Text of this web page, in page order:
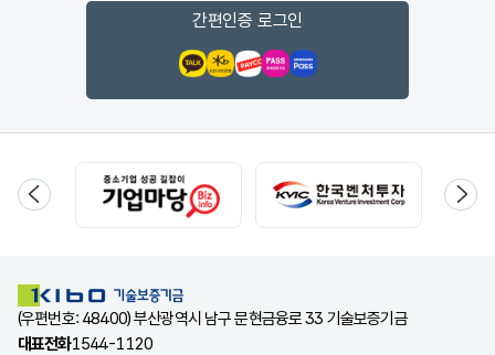
간편인증 로그인
(우편번호: 48400) 부산광역시 남구 문현금융로 33 기술보증기금
대표전화1544-1120